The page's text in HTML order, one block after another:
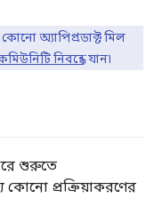
অ্যাপিপ্রডাক্ট মিল
নিবন্ধেযান৷
শুরুতে
কোনো প্রক্রিয়াকরণের